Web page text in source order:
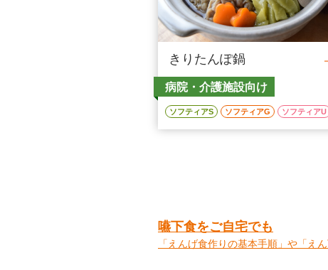
きりたんぽ鍋
病院・介護施設向け
ソフティアS ソフティアG ソフティアU
嚥下食をご自宅でも
「えんげ食作りの基本手順」や「え